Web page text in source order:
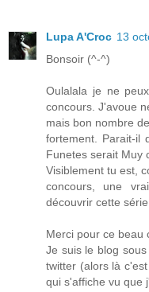
Lupa A'Croc 13
Bonsoir (^-^)
Oulalala je ne
concours. J'avoue
mais bon nombre
fortement. Parait-il
Funetes serait Muy
Visiblement tu est,
concours, une
découvrir cette
Merci pour ce beau
Je suis le blog
twitter (alors là
qui s'affiche vu que